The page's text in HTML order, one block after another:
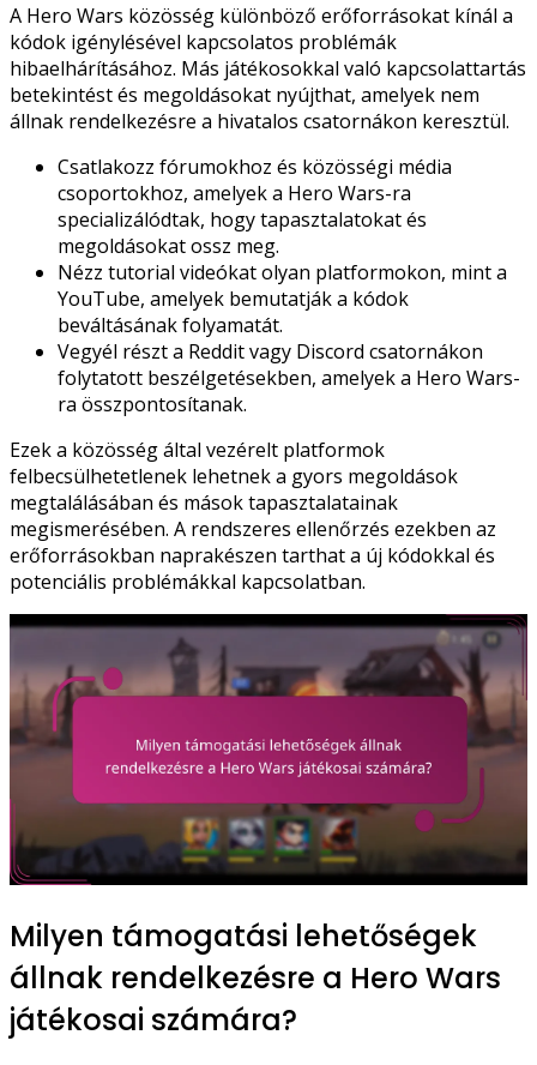
A Hero Wars közösség különböző erőforrásokat kínál a
kódok igénylésével kapcsolatos problémák
hibaelhárításához. Más játékosokkal való kapcsolattartás
betekintést és megoldásokat nyújthat, amelyek nem
állnak rendelkezésre a hivatalos csatornákon keresztül.
Csatlakozz fórumokhoz és közösségi média
csoportokhoz, amelyek a Hero Wars-ra
specializálódtak, hogy tapasztalatokat és
megoldásokat ossz meg.
Nézz tutorial videókat olyan platformokon, mint a
YouTube, amelyek bemutatják a kódok
beváltásának folyamatát.
Vegyél részt a Reddit vagy Discord csatornákon
folytatott beszélgetésekben, amelyek a Hero Wars-
ra összpontosítanak.
Ezek a közösség által vezérelt platformok
felbecsülhetetlenek lehetnek a gyors megoldások
megtalálásában és mások tapasztalatainak
megismerésében. A rendszeres ellenőrzés ezekben az
erőforrásokban naprakészen tarthat a új kódokkal és
potenciális problémákkal kapcsolatban.
Milyen támogatási lehetőségek
állnak rendelkezésre a Hero Wars
játékosai számára?